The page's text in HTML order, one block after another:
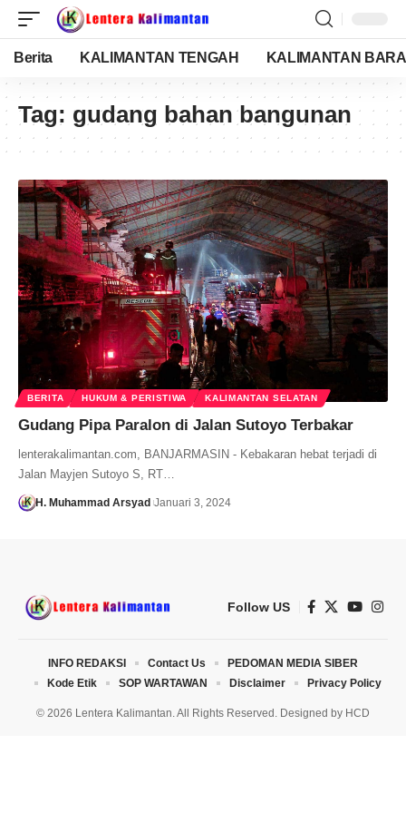
Berita KALIMANTAN TENGAH KALIMANTAN
Tag: gudang bahan bangunan
BERITA HUKUM & PERISTIWA KALIMANTAN SELATAN
Gudang Pipa Paralon di Jalan Sutoyo Terbakar
lenterakalimantan.com, BANJARMASIN - Kebakaran hebat terjadi di
Jalan Mayjen Sutoyo S, RT…
H. Muhammad Arsyad Januari 3, 2024
Follow US
© 2026 Lentera Kalimantan. All Rights Reserved. Designed by HCD
INFO REDAKSI Contact Us
PEDOMAN MEDIA SIBER
Kode Etik
SOP WARTAWAN Disclaimer Privacy Policy